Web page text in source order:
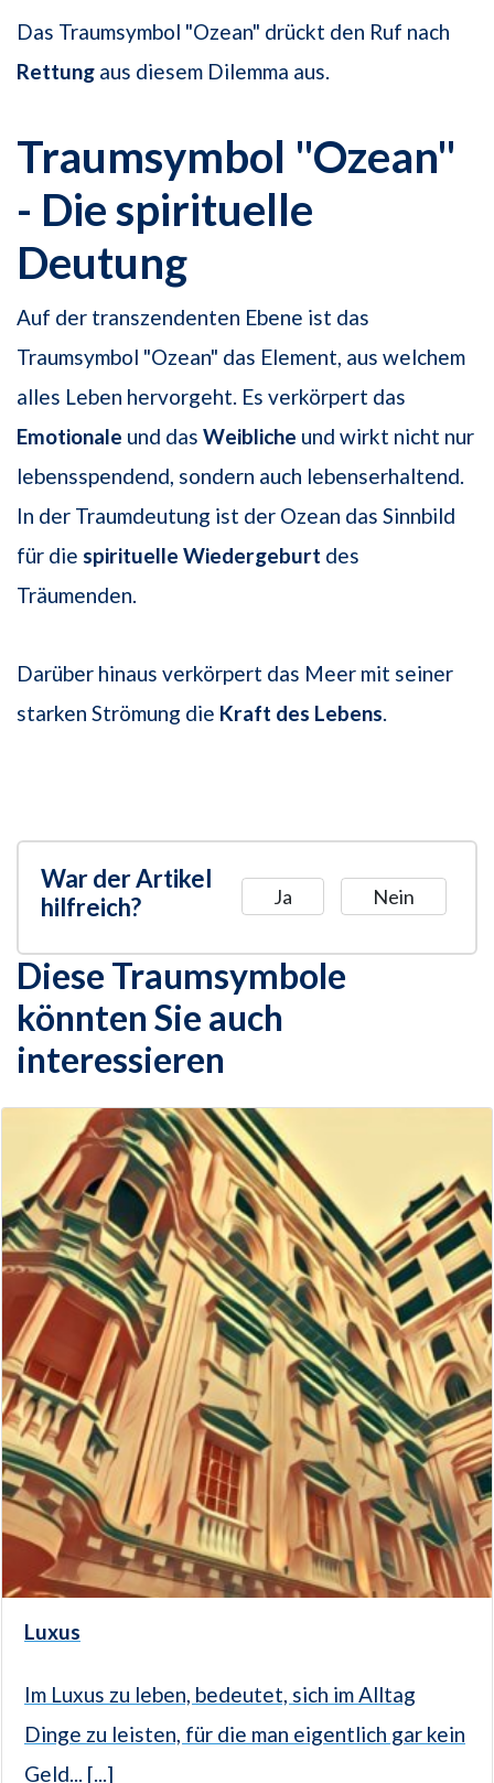
Das Traumsymbol "Ozean" drückt den Ruf nach
Rettung aus diesem Dilemma aus.
Traumsymbol "Ozean"
- Die spirituelle
Deutung
Auf der transzendenten Ebene ist das
Traumsymbol "Ozean" das Element, aus welchem
alles Leben hervorgeht. Es verkörpert das
Emotionale und das Weibliche und wirkt nicht nur
lebensspendend, sondern auch lebenserhaltend.
In der Traumdeutung ist der Ozean das Sinnbild
für die spirituelle Wiedergeburt des
Träumenden.
Darüber hinaus verkörpert das Meer mit seiner
starken Strömung die Kraft des Lebens
War der Artikel
hilfreich?
Ja Nein
Diese Traumsymbole
könnten Sie auch
interessieren
Luxus
Im Luxus zu leben, bedeutet, sich im Alltag
Dinge zu leisten, für die man eigentlich gar kein
Geld... [...]